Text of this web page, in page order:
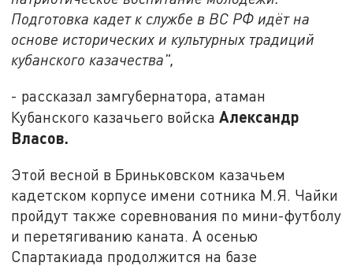
Подготовка кадет к службе в ВС РФ идёт на
основе исторических и культурных традиций
кубанского казачества",
- рассказал замгубернатора, атаман
Кубанского казачьего войскаАлександр
Власов.
Этой весной в Бриньковском казачьем
кадетском корпусе имени сотника М.Я. Чайки
пройдут также соревнования по мини-футболу
и перетягиванию каната. А осенью
Спартакиада продолжится на базе